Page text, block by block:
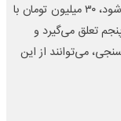
مبلغ اعتبار ایرانیان که با عنوان «افرا» شناخته می‌شود، ۳۰ میلیون تومان با
تعلق می‌گیرد و
می‌توانند از این